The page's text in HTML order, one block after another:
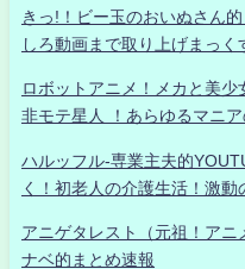
きっ!！ビー玉のおいぬさん
しろ動画まで取り上げまっく
ロボットアニメ！メカと美少
非モテ星人 ！あらゆるマニ
ハルッフル-専業主夫的
く！初老人の介護生活！激動
アニゲタレスト（元祖！ア
ナベ的まとめ速報